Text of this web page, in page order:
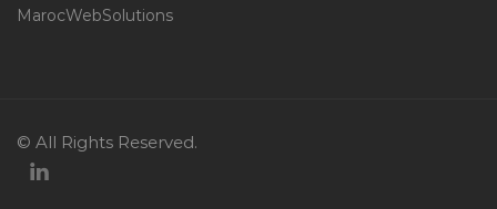
MarocWebSolutions
© All Rights Reserved.